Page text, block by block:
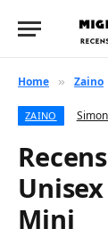
Home » Zaino
ZAINO
Mini